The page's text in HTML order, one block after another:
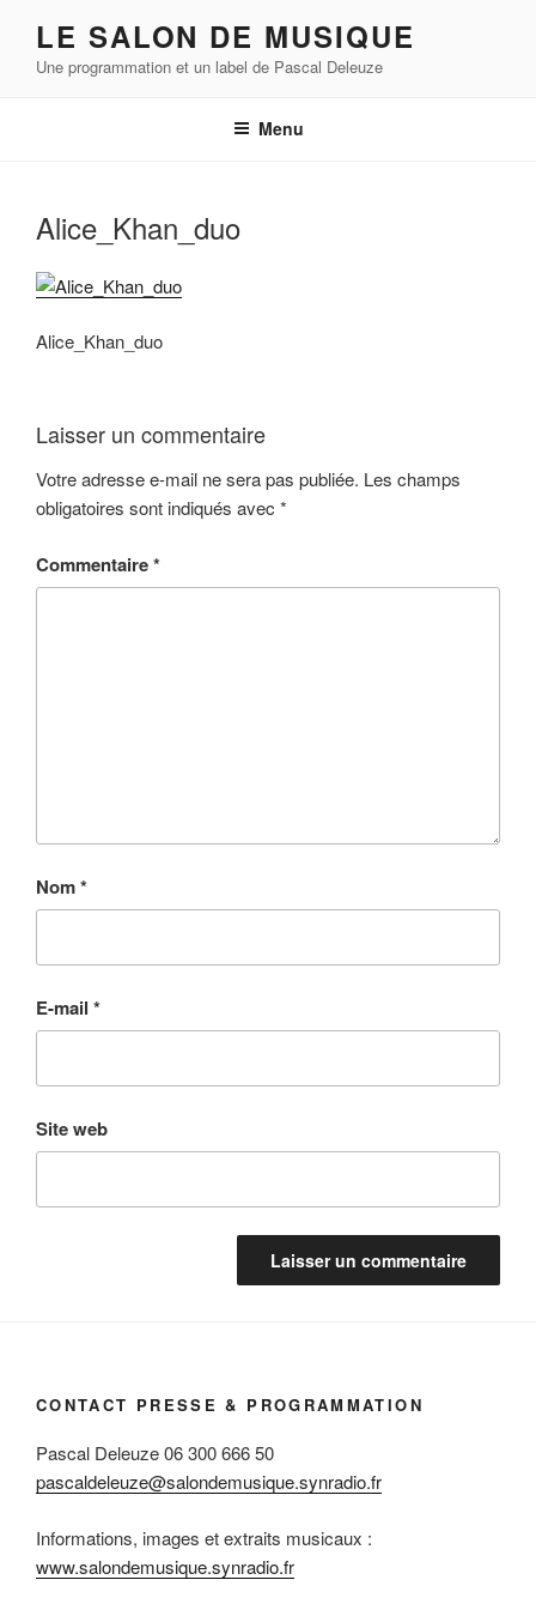
contenu
LE SALON DE MUSIQUE
Une programmation et un label de Pascal Deleuze
Menu
Alice_Khan_duo
Alice_Khan_duo
Laisser un commentaire
Votre adresse e-mail ne sera pas publiée. Les champs
obligatoires sont indiqués avec *
Commentaire*
Nom*
E-mail *
Site web
CONTACT PRESSE & PROGRAMMATION
Pascal Deleuze 06 300 666 50
pascaldeleuze@salondemusique.synradio.fr
Informations, images et extraits musicaux :
www.salondemusique.synradio.fr